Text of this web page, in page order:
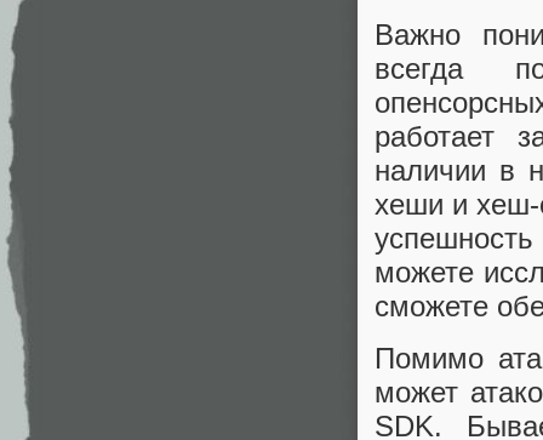
Важно
всегда
работает
наличии в
хеши и
можете
сможете
Помимо
может
SDK.